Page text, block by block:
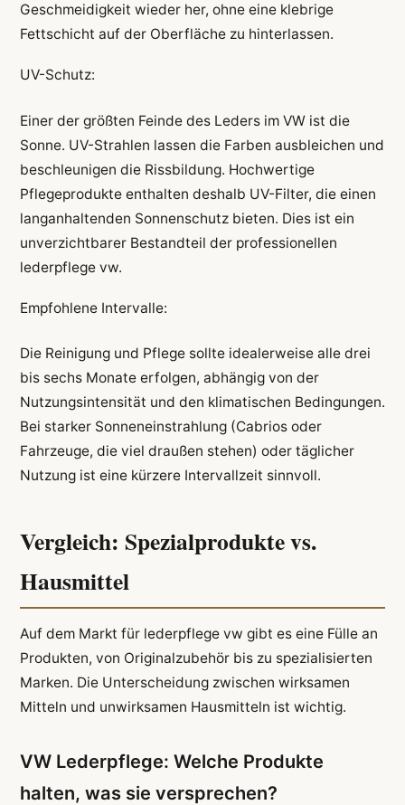
Geschmeidigkeit wieder her, ohne eine klebrige
Fettschicht auf der Oberfläche zu hinterlassen.
UV-Schutz:
Einer der größten Feinde des Leders im VW ist die
Sonne. UV-Strahlen lassen die Farben ausbleichen und
beschleunigen die Rissbildung. Hochwertige
Pflegeprodukte enthalten deshalb UV-Filter, die einen
langanhaltenden Sonnenschutz bieten. Dies ist ein
unverzichtbarer Bestandteil der professionellen
lederpflege vw.
Empfohlene Intervalle:
Die Reinigung und Pflege sollte idealerweise alle drei
bis sechs Monate erfolgen, abhängig von der
Nutzungsintensität und den klimatischen Bedingungen.
Bei starker Sonneneinstrahlung (Cabrios oder
Fahrzeuge, die viel draußen stehen) oder täglicher
Nutzung ist eine kürzere Intervallzeit sinnvoll.
Vergleich: Spezialprodukte vs.
Hausmittel
Auf dem Markt für lederpflege vw gibt es eine Fülle an
Produkten, von Originalzubehör bis zu spezialisierten
Marken. Die Unterscheidung zwischen wirksamen
Mitteln und unwirksamen Hausmitteln ist wichtig.
VW Lederpflege: Welche Produkte
halten, was sie versprechen?